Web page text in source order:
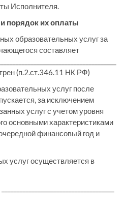
Исполнителя.
порядок их оплаты
образовательных услуг за
составляет
(п.2.ст.346.11 НК РФ)
услуг после
за исключением
услуг с учетом уровня
основными характеристиками
финансовый год и
услуг осуществляется в